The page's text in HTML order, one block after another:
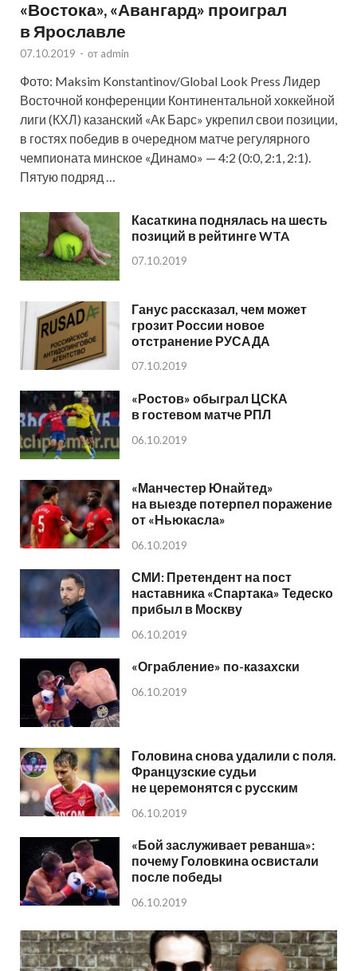
«Востока», «Авангард» проиграл
в Ярославле
07.10.2019 - от admin
Фото: Maksim Konstantinov/Global Look Press Лидер
Восточной конференции Континентальной хоккейной
лиги (КХЛ) казанский «Ак Барс» укрепил свои позиции,
в гостях победив в очередном матче регулярного
чемпионата минское «Динамо» — 4:2 (0:0, 2:1, 2:1).
Пятую подряд …
Касаткина поднялась на шесть
позиций в рейтинге WTA
07.10.2019
Ганус рассказал, чем может
грозит России новое
отстранение РУСАДА
07.10.2019
«Ростов» обыграл ЦСКА
в гостевом матче РПЛ
06.10.2019
«Манчестер Юнайтед»
на выезде потерпел поражение
от «Ньюкасла»
06.10.2019
СМИ: Претендент на пост
наставника «Спартака» Тедеско
прибыл в Москву
06.10.2019
«Ограбление» по-казахски
06.10.2019
Головина снова удалили с поля.
Французские судьи
не церемонятся с русским
06.10.2019
«Бой заслуживает реванша»:
почему Головкина освистали
после победы
06.10.2019